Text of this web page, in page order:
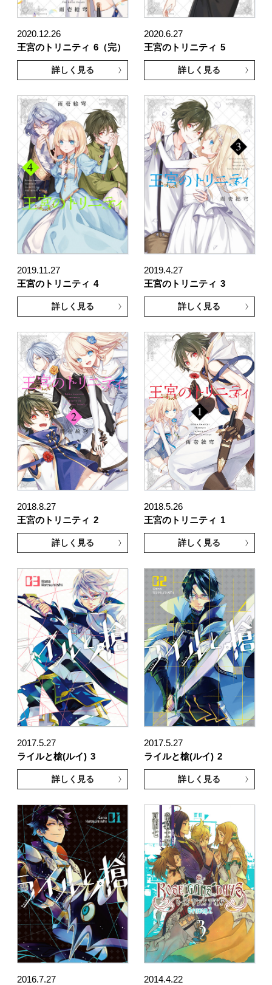
2020.12.26
王宮のトリニティ 6（完）
詳しく見る
2020.6.27
王宮のトリニティ 5
詳しく見る
2019.11.27
王宮のトリニティ 4
詳しく見る
2019.4.27
王宮のトリニティ 3
詳しく見る
2018.8.27
王宮のトリニティ 2
詳しく見る
2018.5.26
王宮のトリニティ 1
詳しく見る
2017.5.27
ライルと槍(ルイ) 3
詳しく見る
2017.5.27
ライルと槍(ルイ) 2
詳しく見る
2016.7.27
2014.4.22